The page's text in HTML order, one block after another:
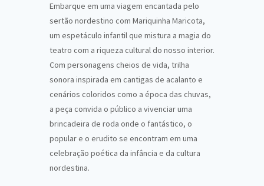
Embarque em uma viagem encantada pelo
sertão nordestino com Mariquinha Maricota,
um espetáculo infantil que mistura a magia do
teatro com a riqueza cultural do nosso interior.
Com personagens cheios de vida, trilha
sonora inspirada em cantigas de acalanto e
cenários coloridos como a época das chuvas,
a peça convida o público a vivenciar uma
brincadeira de roda onde o fantástico, o
popular e o erudito se encontram em uma
celebração poética da infância e da cultura
nordestina.